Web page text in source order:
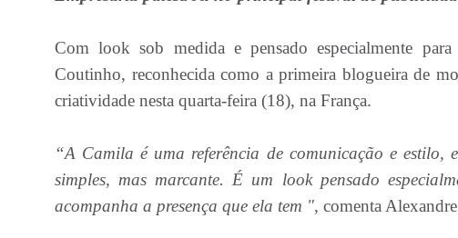
Com look sob medida e pensado especialmente
Coutinho, reconhecida como a primeira blogueira de
criatividade nesta quarta-feira (18), na França.
“A Camila é uma referência de comunicação e estilo,
simples, mas marcante. É um look pensado
acompanha a presença que ela tem ", comenta